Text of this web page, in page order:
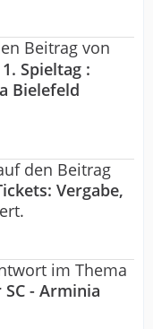
Beitrag von
1. Spieltag :
Bielefeld
den Beitrag
Vergabe,
im Thema
- Arminia